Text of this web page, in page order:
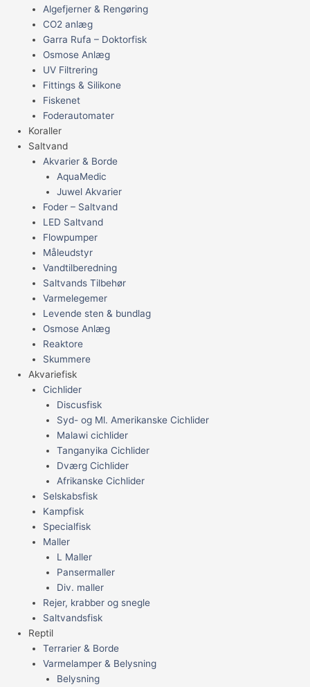
Algefjerner & Rengøring
CO2 anlæg
Garra Rufa – Doktorfisk
Osmose Anlæg
UV Filtrering
Fittings & Silikone
Fiskenet
Foderautomater
Koraller
Saltvand
Akvarier & Borde
AquaMedic
Juwel Akvarier
Foder – Saltvand
LED Saltvand
Flowpumper
Måleudstyr
Vandtilberedning
Saltvands Tilbehør
Varmelegemer
Levende sten & bundlag
Osmose Anlæg
Reaktore
Skummere
Akvariefisk
Cichlider
Discusfisk
Syd- og Ml. Amerikanske Cichlider
Malawi cichlider
Tanganyika Cichlider
Dværg Cichlider
Afrikanske Cichlider
Selskabsfisk
Kampfisk
Specialfisk
Maller
L Maller
Pansermaller
Div. maller
Rejer, krabber og snegle
Saltvandsfisk
Reptil
Terrarier & Borde
Varmelamper & Belysning
Belysning